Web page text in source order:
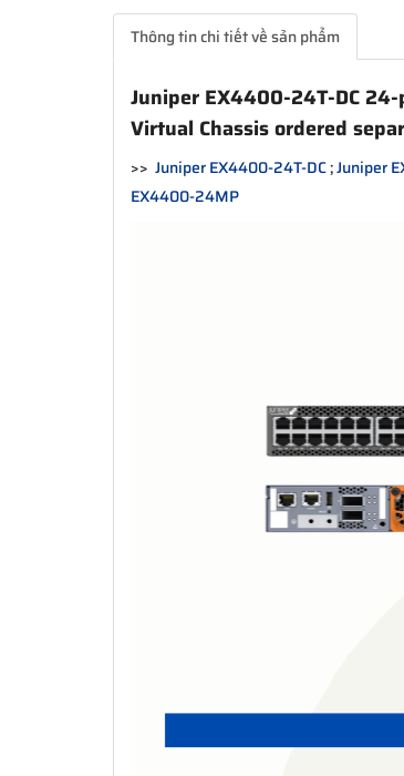
Thông tin chi tiết về sản phẩm
Juniper EX4400-24T-DC 24-
Virtual Chassis ordered
>> Juniper EX4400-24T-DC;Juniper
EX4400-24MP